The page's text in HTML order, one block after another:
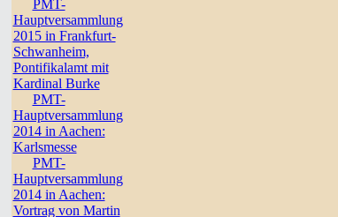
PMT-
Hauptversammlung
2015 in Frankfurt-
Schwanheim,
Pontifikalamt mit
Kardinal Burke
PMT-
Hauptversammlung
2014 in Aachen:
Karlsmesse
PMT-
Hauptversammlung
2014 in Aachen:
Vortrag von Martin